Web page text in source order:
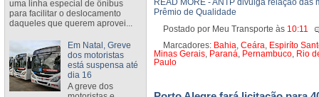
uma linha especial de ônibus
para facilitar o deslocamento
daqueles que querem aprovei...
Em Natal, Greve
dos motoristas
está suspensa até
dia 16
A greve dos
READ MORE - ANTP divulga relação
Prêmio de Qualidade
Postado por Meu Transporte às 10:11
Marcadores: Bahia Ceára
Espiríto
Minas Gerais
Paraná Pernambuco
Rio
Paulo